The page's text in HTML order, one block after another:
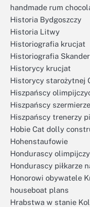
handmade rum
Historia Bydgoszczy
Historia Litwy
Historiografia krucjat
Historiografia
Historycy krucjat
Historycy starożytnej
Hiszpańscy
Hiszpańscy szermierze
Hiszpańscy trenerzy
Hobie Cat dolly
Hohenstaufowie
Hondurascy
Hondurascy piłkarze
Honorowi obywatele
houseboat plans
Hrabstwa w stanie